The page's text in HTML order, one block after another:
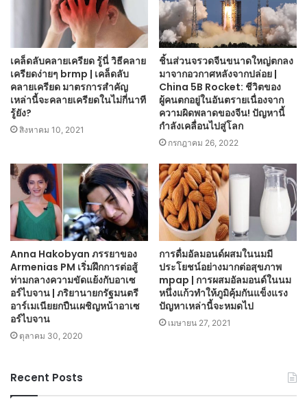
เคล็ดลับคลายเครียด รู้นี่ วิธีคลาย
เครียดง่ายๆ brmp | เคล็ดลับ
คลายเครียด มาตรการสำคัญ
เหล่านี้จะคลายเครียดในไม่กี่นาที
รู้ยัง?
สิงหาคม 10, 2021
ชิ้นส่วนจรวดจีนขนาดใหญ่ตกลง
มาจากอวกาศหลังจากปล่อย |
China 5B Rocket: ชีวิตของ
ผู้คนตกอยู่ในอันตรายเนื่องจาก
ความผิดพลาดของจีน! ปัญหานี้
กำลังเคลื่อนไปสู่โลก
กรกฎาคม 26, 2022
Anna Hakobyan ภรรยาของ
Armenias PM เริ่มฝึกการต่อสู้
ท่ามกลางความขัดแย้งกับอาเซ
อร์ไบจาน | ภริยานายกรัฐมนตรี
อาร์เมเนียยกปืนเผชิญหน้าอาเซ
อร์ไบจาน
ตุลาคม 30, 2020
การดื่มอัลมอนด์ผสมในนมมี
ประโยชน์อย่างมากต่อสุขภาพ
mpap | การผสมอัลมอนด์ในนม
หนึ่งแก้วทำให้ภูมิคุ้มกันแข็งแรง
ปัญหาเหล่านี้จะหมดไป
เมษายน 27, 2021
Recent Posts